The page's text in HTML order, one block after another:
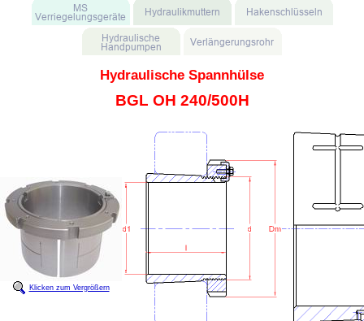
Hydraulische Spannhülse
BGL OH 240/500H
Klicken zum Vergrößern